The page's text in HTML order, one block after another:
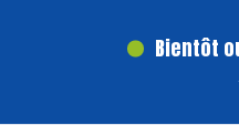
Bientôt